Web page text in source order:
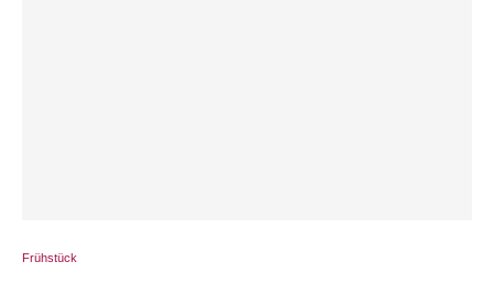
Frühstück